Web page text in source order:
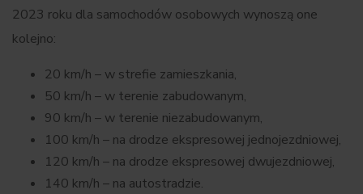
2023 roku dla samochodów osobowych wynoszą one
kolejno:
20 km/h – w strefie zamieszkania,
50 km/h – w terenie zabudowanym,
90 km/h – w terenie niezabudowanym,
100 km/h – na drodze ekspresowej jednojezdniowej,
120 km/h – na drodze ekspresowej dwujezdniowej,
140 km/h – na autostradzie.